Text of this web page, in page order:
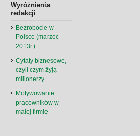
Wyróżnienia
redakcji
Bezrobocie w
Polsce (marzec
2013r.)
Cytaty biznesowe,
czyli czym żyją
milionerzy
Motywowanie
pracowników w
małej firmie